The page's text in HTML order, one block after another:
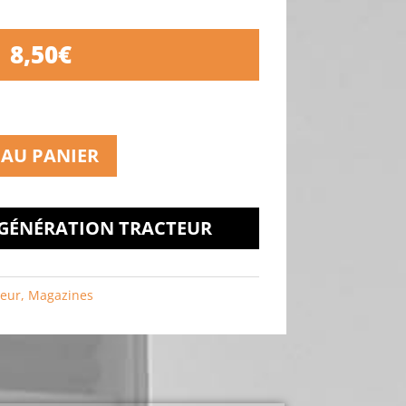
8,50€
PANIER
TRACTEUR
, Magazines